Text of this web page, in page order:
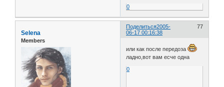
0
Поделиться 77
2005-
06-17 00:16:38
Selena
Members
или как после передоза
ладно,вот вам есче одна
0